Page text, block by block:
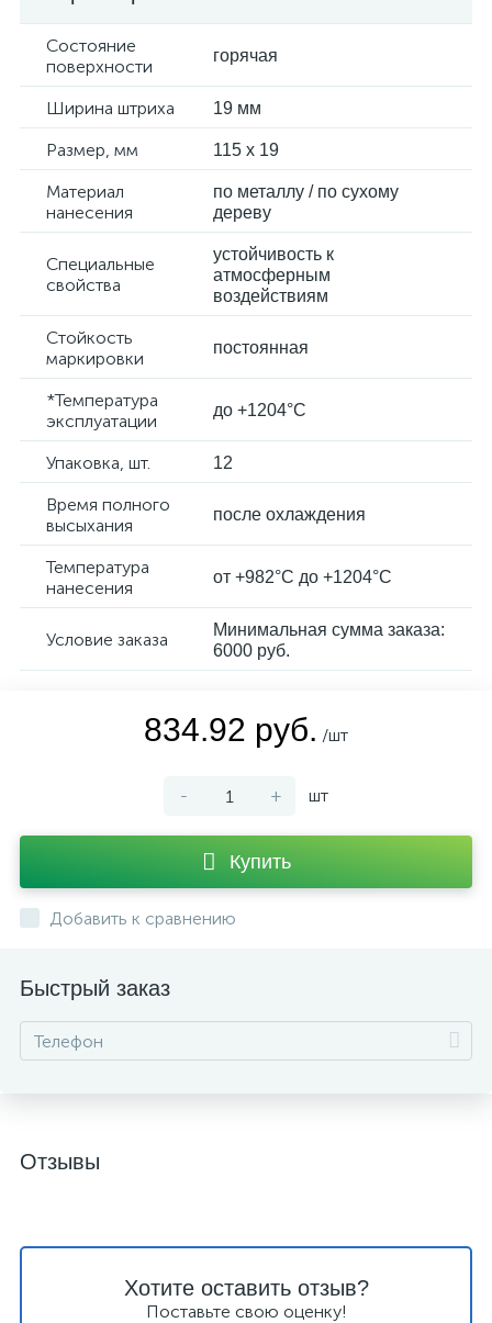
Состояние
поверхности
горячая
Ширина штриха 19 мм
Размер, мм 115 x 19
Материал
нанесения
по металлу / по сухому
дереву
Специальные
свойства
устойчивость к
атмосферным
воздействиям
Стойкость
маркировки
постоянная
*Температура
эксплуатации
до +1204°C
Упаковка, шт. 12
Время полного
высыхания
после охлаждения
Температура
нанесения
от +982°C до +1204°C
Условие заказа
Минимальная сумма заказа:
6000 руб.
834.92 руб. /шт
- + шт
Купить
Добавить к сравнению
Быстрый заказ
Отзывы
Хотите оставить отзыв?
Поставьте свою оценку!